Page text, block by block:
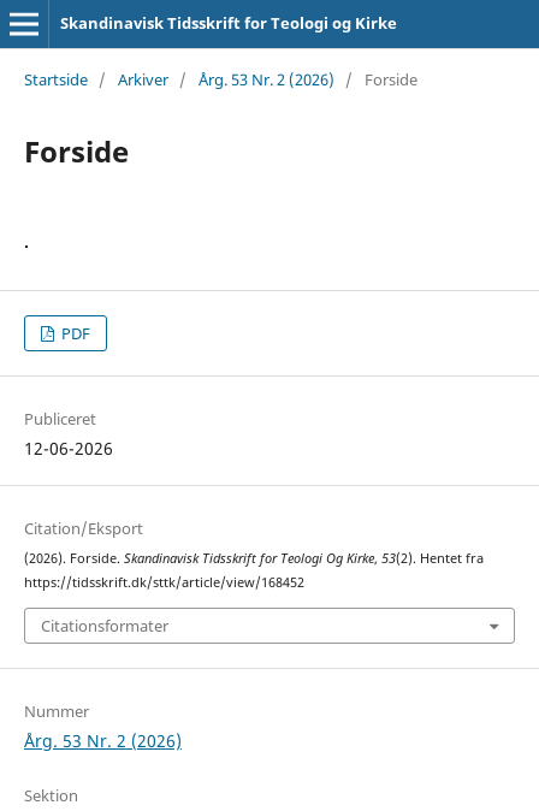
Skandinavisk Tidsskrift for Teologi og Kirke
Startside / Arkiver / Årg. 53 Nr. 2 (2026) / Forside
Forside
.
PDF
Publiceret
12-06-2026
Citation/Eksport
(2026). Forside. Skandinavisk Tidsskrift for Teologi Og Kirke, 53(2). Hentet fra
https://tidsskrift.dk/sttk/article/view/168452
Citationsformater
Nummer
Årg. 53 Nr. 2 (2026)
Sektion